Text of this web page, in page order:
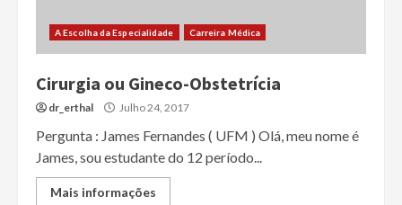
A Escolha da Especialidade Carreira Médica
Cirurgia ou Gineco-Obstetrícia
dr_erthal Julho 24, 2017
Pergunta : James Fernandes ( UFM ) Olá, meu nome é
James, sou estudante do 12 período...
Mais informações